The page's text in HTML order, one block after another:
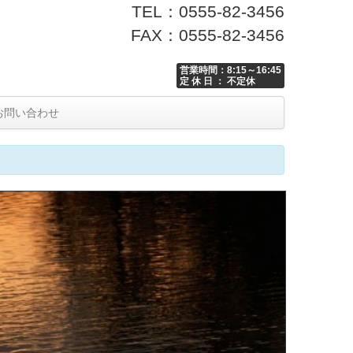
TEL：0555-82-3456
FAX：0555-82-3456
営業時間：8:15～16:45
定 休 日 ： 不定休
い合わせ